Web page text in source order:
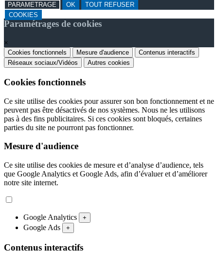
PARAMETRAGE OK
TOUT REFUSER
COOKIES
Paramétrages de cookies
×
Cookies fonctionnels Mesure d'audience
Contenus interactifs
Réseaux sociaux/Vidéos
Autres cookies
Cookies fonctionnels
Ce site utilise des cookies pour assurer son bon fonctionnement et ne
peuvent pas être désactivés de nos systèmes. Nous ne les utilisons
pas à des fins publicitaires. Si ces cookies sont bloqués, certaines
parties du site ne pourront pas fonctionner.
Mesure d'audience
Ce site utilise des cookies de mesure et d’analyse d’audience, tels
que Google Analytics et Google Ads, afin d’évaluer et d’améliorer
notre site internet.
Google Analytics +
Google Ads +
Contenus interactifs